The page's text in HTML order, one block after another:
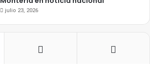
julio 23, 2026